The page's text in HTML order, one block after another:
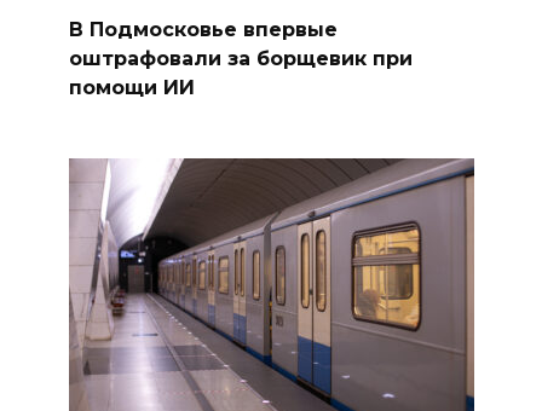
В Подмосковье впервые
оштрафовали за борщевик при
помощи ИИ